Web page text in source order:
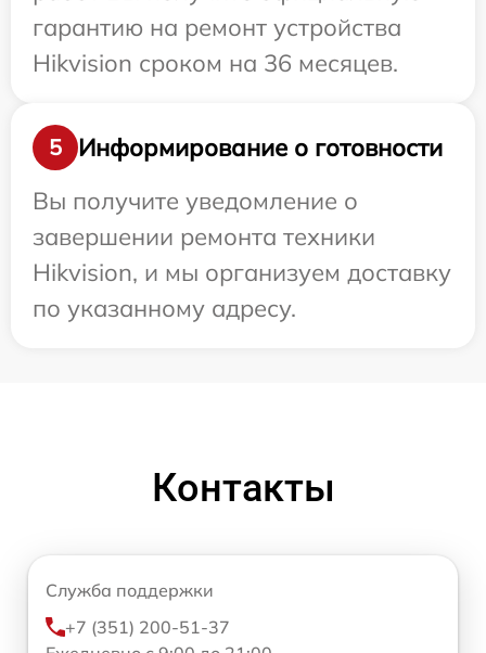
гарантию на ремонт устройства
Hikvision сроком на 36 месяцев.
5
Информирование о готовности
Вы получите уведомление о
завершении ремонта техники
Hikvision, и мы организуем доставку
по указанному адресу.
Контакты
Служба поддержки
+7 (351) 200-51-37